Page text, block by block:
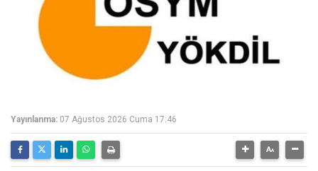
Yayınlanma: 07 Ağustos 2026 Cuma 17:46